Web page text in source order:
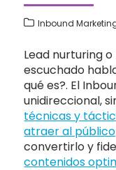
Inbound
Lead nurturing
escuchado
qué es?. El
unidireccional,
técnicas y
atraer al público
convertirlo y
contenidos